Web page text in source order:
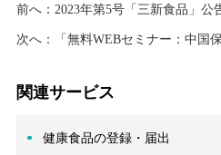
前へ： 2023年第5号「三新食品」公告 新食品原料2件、
次へ： 「無料WEBセミナー：中国保健食品登録・
関連サービス
健康食品の登録・届出